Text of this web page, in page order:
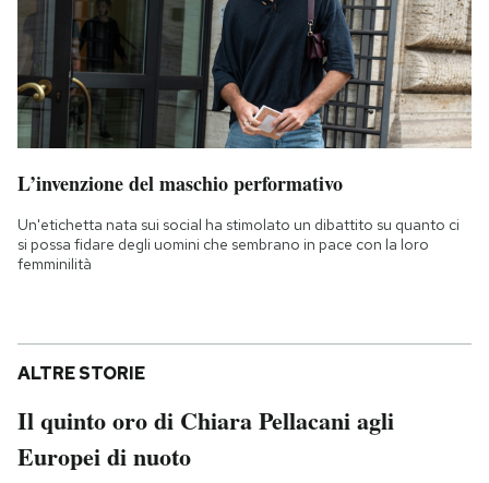
L’invenzione del maschio performativo
Un'etichetta nata sui social ha stimolato un dibattito su quanto ci
si possa fidare degli uomini che sembrano in pace con la loro
femminilità
ALTRE STORIE
Il quinto oro di Chiara Pellacani agli
Europei di nuoto